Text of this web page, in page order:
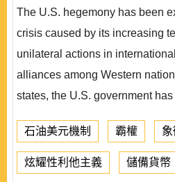
The U.S. hegemony has been
crisis caused by its increasing
unilateral actions in
alliances among Western
states, the U.S. government
石油美元機制 霸權
炫耀性利他主義 儲備貨幣